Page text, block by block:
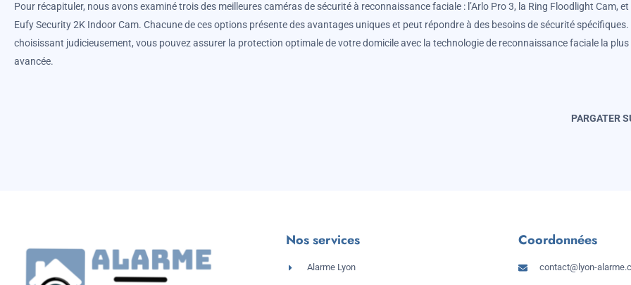
Pour récapituler, nous avons examiné trois des meilleures caméras de sécurité à reconnaissance faciale : l’Arlo Pro 3, la Ring Floodlight Cam, et
Eufy Security 2K Indoor Cam. Chacune de ces options présente des avantages uniques et peut répondre à des besoins de sécurité spécifiques.
choisissant judicieusement, vous pouvez assurer la protection optimale de votre domicile avec la technologie de reconnaissance faciale la plus
avancée.
PARGATER
Nos services
Alarme Lyon
Coordonnées
contact@lyon-